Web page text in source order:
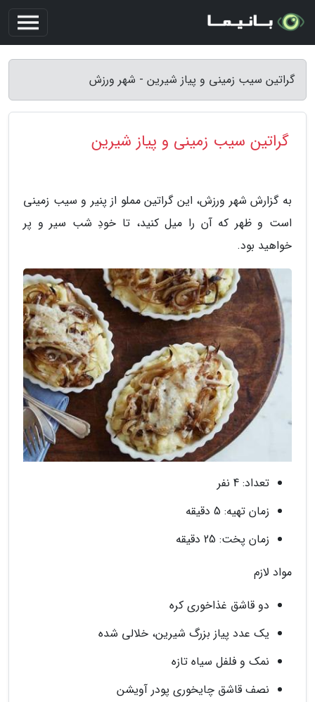
گراتین سیب زمینی و پیاز شیرین - شهر ورزش
گراتین سیب زمینی و پیاز شیرین
به گزارش شهر ورزش، این گراتین مملو از پنیر و سیب زمینی
است و ظهر که آن را میل کنید، تا خودِ شب سیر و پر
خواهید بود.
تعداد: 4 نفر
زمان تهیه: 5 دقیقه
زمان پخت: 25 دقیقه
مواد لازم
دو قاشق غذاخوری کره
یک عدد پیاز بزرگ شیرین، خلالی شده
نمک و فلفل سیاه تازه
نصف قاشق چایخوری پودر آویشن